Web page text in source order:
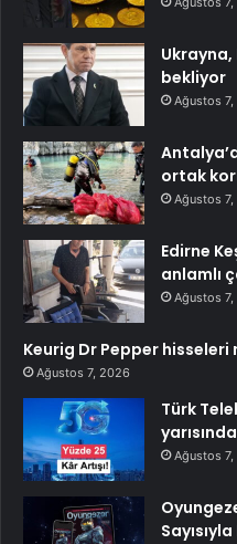
Ukrayna,
bekliyor
Ağustos
ortak
Ağustos
Edirne
anlamlı
Ağustos
Keurig Dr Pepper hisseleri
Ağustos 7, 2026
Türk
Ağustos